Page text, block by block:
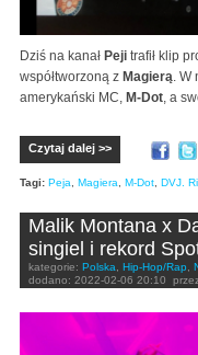
Dziś na kanał Peji trafił klip
współtworzoną z Magierą .
amerykański MC, M-Dot , a
Czytaj dalej >>
Tagi: Peja Magiera M-Dot DVJ.
Malik Montana x
singiel i rekord
kategorie: Polska Hip-Hop/Rap
dodano: 2022-02-06 20:10